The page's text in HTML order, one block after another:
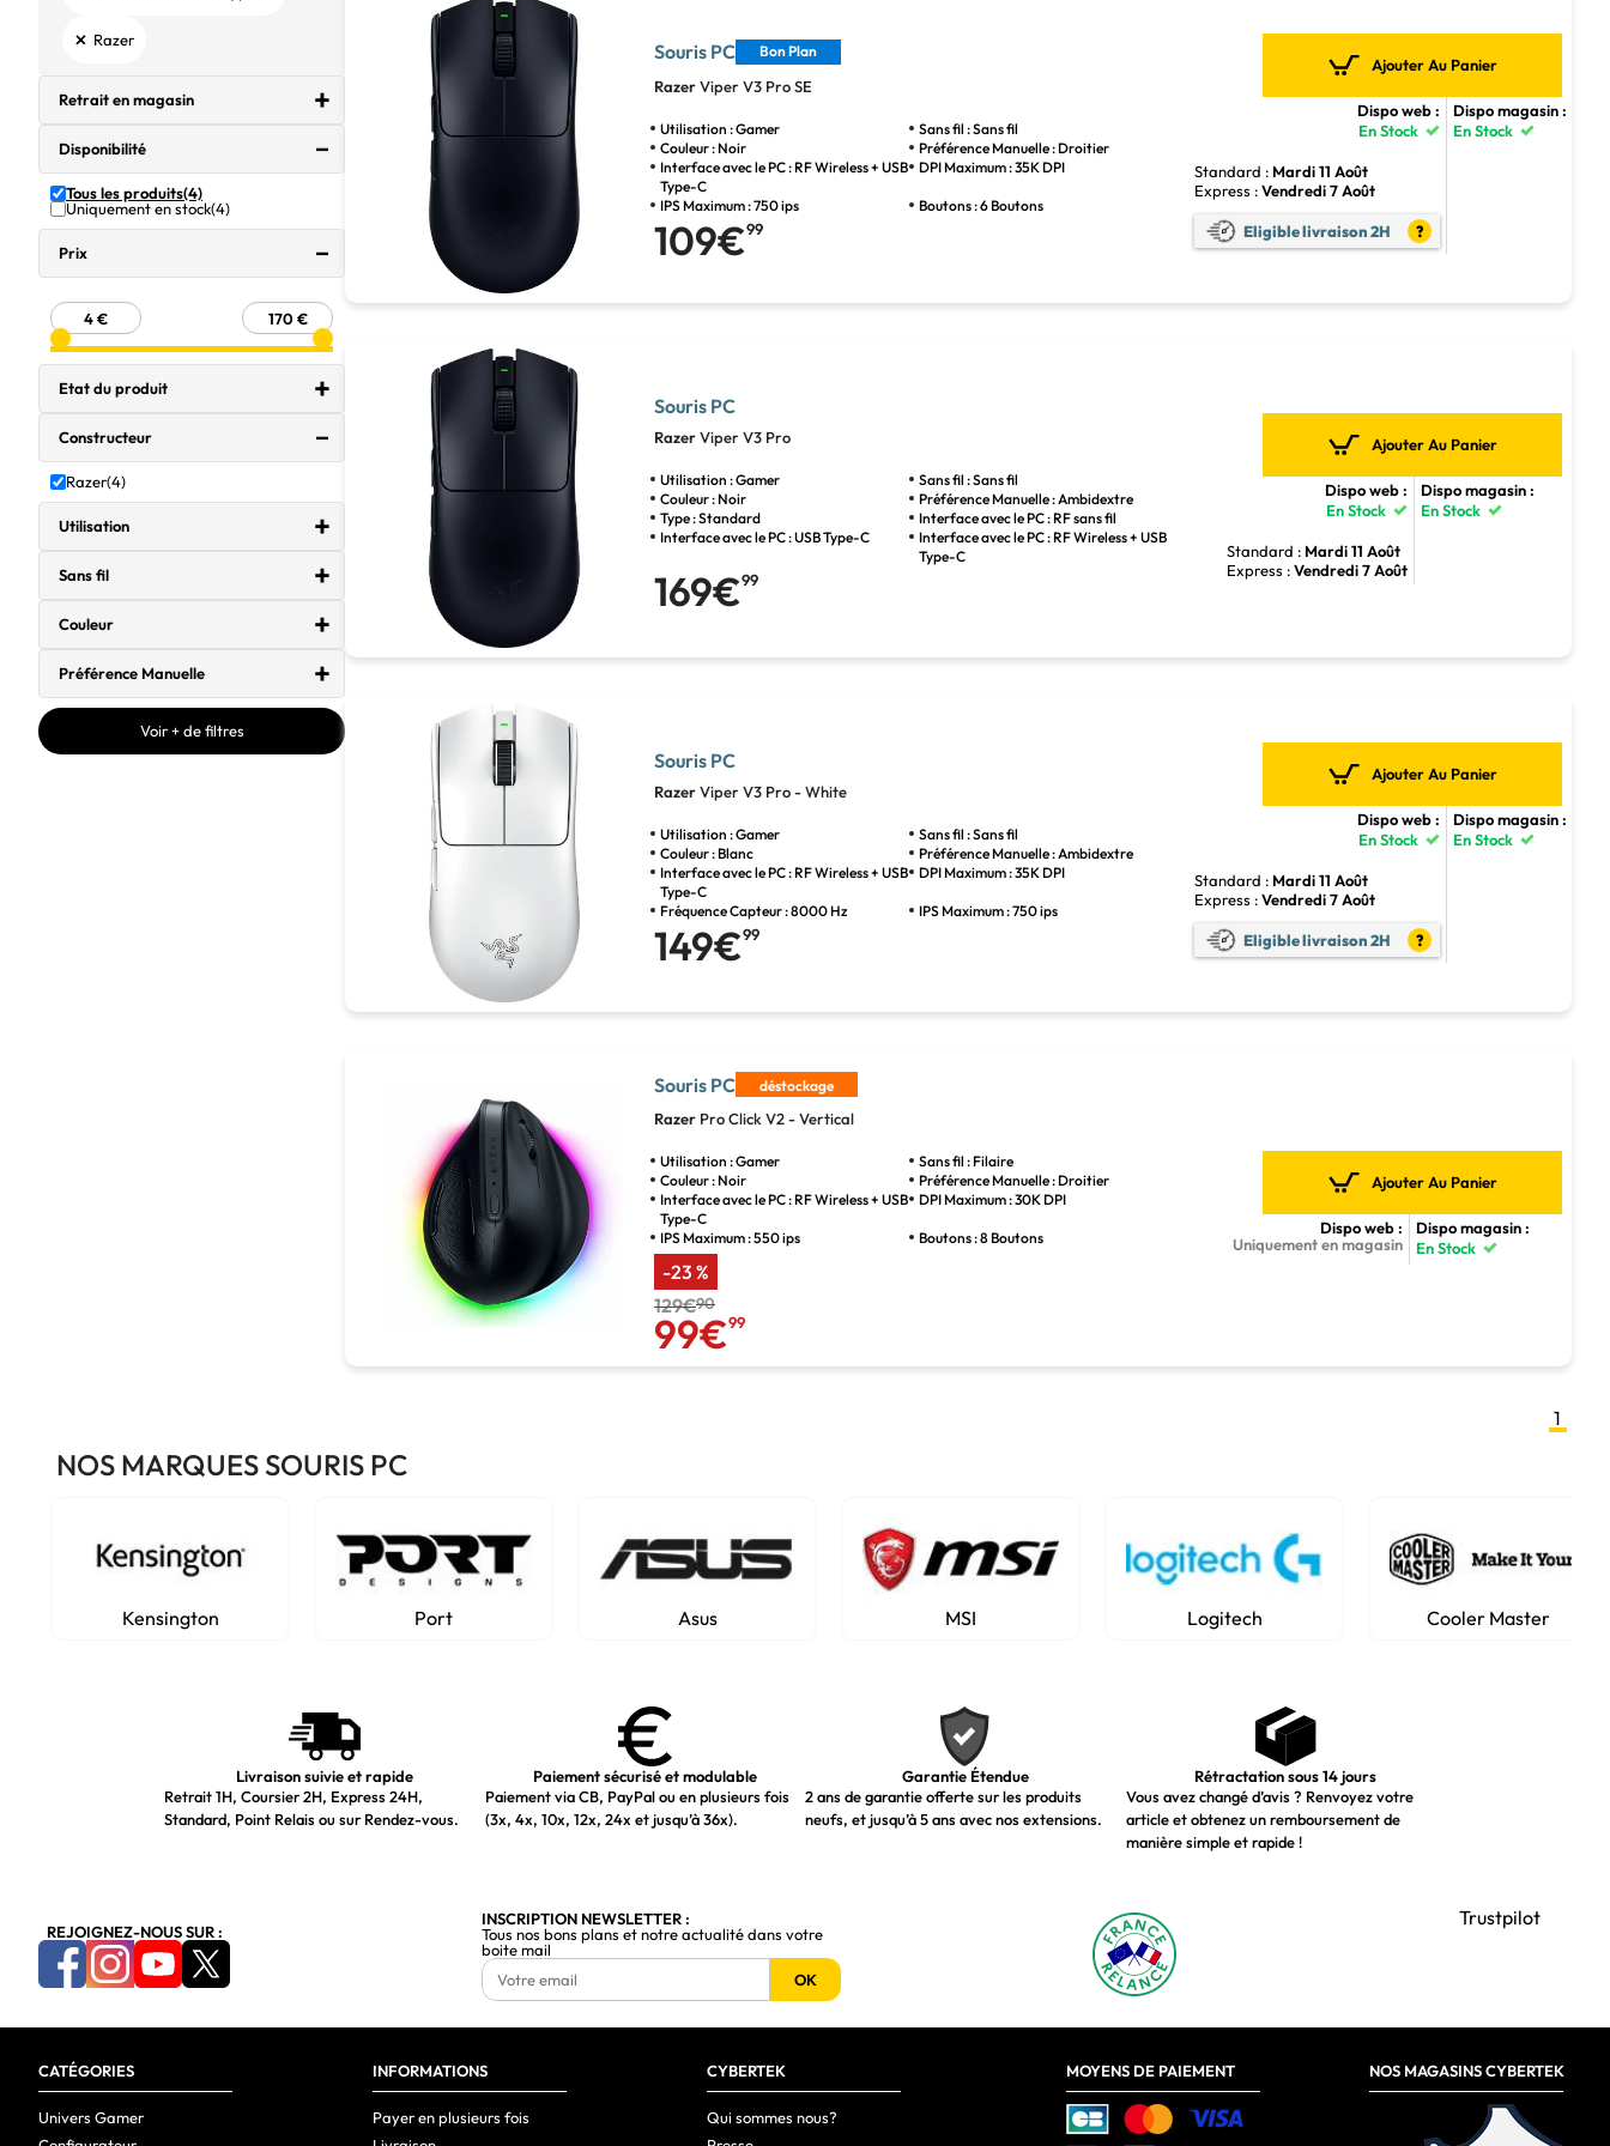
× Razer
Retrait en magasin
Disponibilité
Tous les produits(4)
Uniquement en stock(4)
Prix
Etat du produit
Constructeur
Razer(4)
Utilisation
Sans fil
Couleur
Préférence Manuelle
Voir + de filtres
Souris PC Bon Plan
RazerViper V3 Pro SE
Utilisation : Gamer
Sans fil : Sans fil
Couleur : Noir
Préférence Manuelle : Droitier
Interface avec le PC : RF Wireless + USB
Type-C
DPI Maximum : 35K DPI
IPS Maximum : 750 ips Boutons : 6 Boutons
109€99
Ajouter Au Panier
Dispo web :
En Stock
Standard : Mardi 11 Août
Express : Vendredi 7 Août
Eligible livraison 2H ?
Dispo magasin :
En Stock
Souris PC
RazerViper V3 Pro
Utilisation : Gamer
Sans fil : Sans fil
Couleur : Noir
Préférence Manuelle : Ambidextre
Type : Standard
Interface avec le PC : RF sans fil
Interface avec le PC : USB Type-C
Interface avec le PC : RF Wireless + USB
Type-C
169€99
Ajouter Au Panier
Dispo web :
En Stock
Standard : Mardi 11 Août
Express : Vendredi 7 Août
Dispo magasin :
En Stock
Souris PC
RazerViper V3 Pro - White
Utilisation : Gamer
Sans fil : Sans fil
Couleur : Blanc
Préférence Manuelle : Ambidextre
Interface avec le PC : RF Wireless + USB
Type-C
DPI Maximum : 35K DPI
Fréquence Capteur : 8000 Hz IPS Maximum : 750 ips
149€99
Ajouter Au Panier
Dispo web :
En Stock
Standard : Mardi 11 Août
Express : Vendredi 7 Août
Eligible livraison 2H ?
Dispo magasin :
En Stock
Souris PC déstockage
Razer Pro Click V2 - Vertical
Utilisation : Gamer
Sans fil : Filaire
Couleur : Noir
Préférence Manuelle : Droitier
Interface avec le PC : RF Wireless + USB
Type-C
DPI Maximum : 30K DPI
IPS Maximum : 550 ips Boutons : 8 Boutons
-23 %
129€90
99€99
Ajouter Au Panier
Dispo web :
Uniquement en magasin
Dispo magasin :
En Stock
1
NOS MARQUES SOURIS PC
Kensington Port Asus MSI Logitech Cooler Master
Livraison suivie et rapide
Retrait 1H, Coursier 2H, Express 24H,
Standard, Point Relais ou sur Rendez-vous.
Paiement sécurisé et modulable
Paiement via CB, PayPal ou en plusieurs fois
(3x, 4x, 10x, 12x, 24x et jusqu’à 36x).
Garantie Étendue
2 ans de garantie offerte sur les produits
neufs, et jusqu’à 5 ans avec nos extensions.
Rétractation sous 14 jours
Vous avez changé d’avis ? Renvoyez votre
article et obtenez un remboursement de
manière simple et rapide !
REJOIGNEZ-NOUS SUR :
INSCRIPTION NEWSLETTER :
Tous nos bons plans et notre actualité dans votre
boite mail
OK
Trustpilot
CATÉGORIES
Univers Gamer
INFORMATIONS
Payer en plusieurs fois
CYBERTEK
Qui sommes nous?
MOYENS DE PAIEMENT NOS MAGASINS CYBERTEK